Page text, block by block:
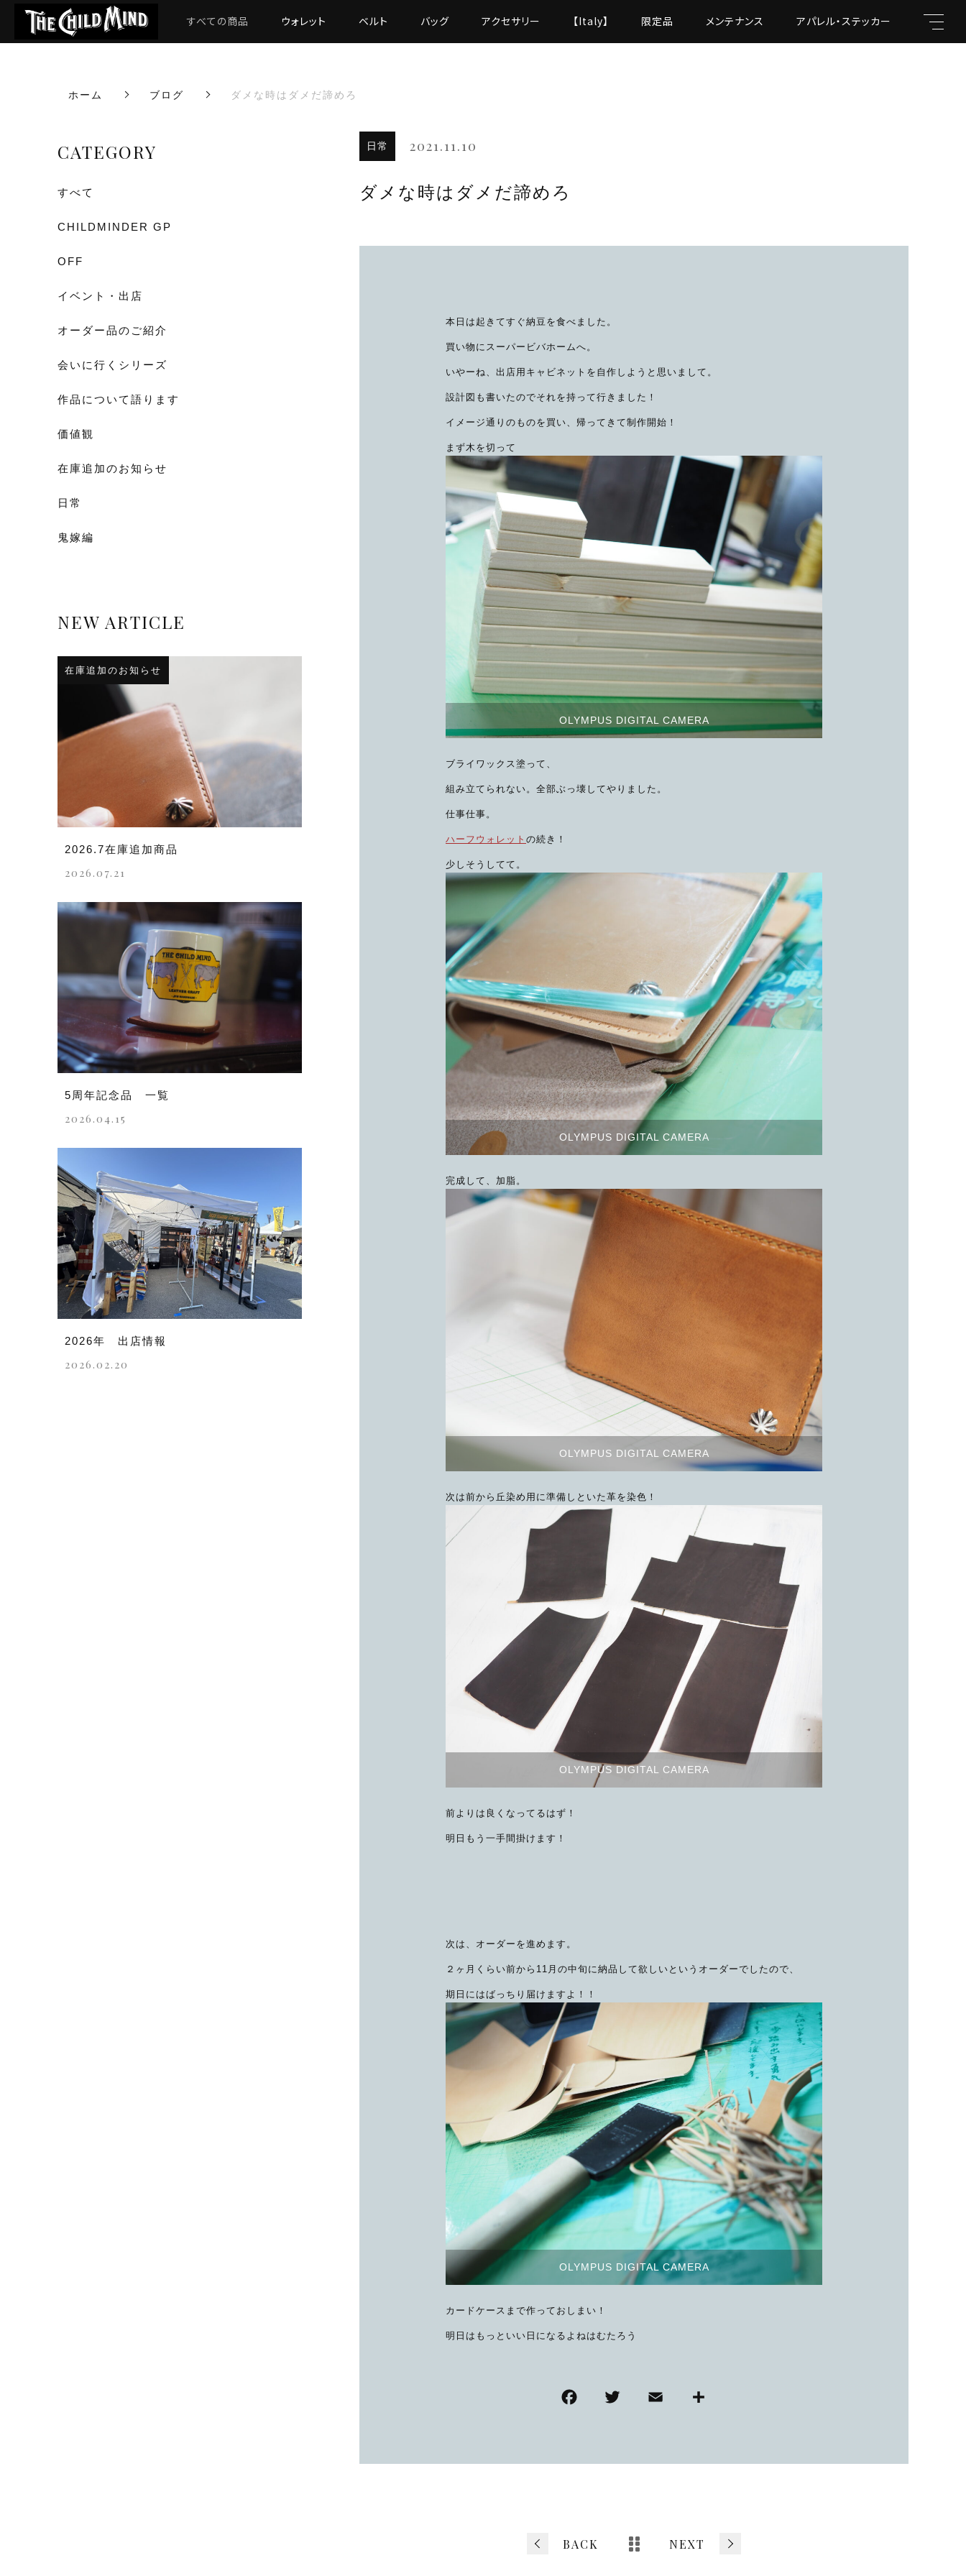
すべての商品 ウォレット ベルト バッグ アクセサリー 【Italy】 限定品 メンテナンス アパレル・ステッカー
ホーム ブログ ダメな時はダメだ諦めろ
日常 2021.11.10
ダメな時はダメだ諦めろ
本日は起きてすぐ納豆を食べました。
買い物にスーパービバホームへ。
いやーね、出店用キャビネットを自作しようと思いまして。
設計図も書いたのでそれを持って行きました！
イメージ通りのものを買い、帰ってきて制作開始！
まず木を切って
OLYMPUS DIGITAL CAMERA
ブライワックス塗って、
組み立てられない。全部ぶっ壊してやりました。
仕事仕事。
ハーフウォレット の続き！
少しそうしてて。
OLYMPUS DIGITAL CAMERA
完成して、加脂。
OLYMPUS DIGITAL CAMERA
次は前から丘染め用に準備しといた革を染色！
OLYMPUS DIGITAL CAMERA
前よりは良くなってるはず！
明日もう一手間掛けます！
次は、オーダーを進めます。
２ヶ月くらい前から11月の中旬に納品して欲しいというオーダーでしたので、
期日にはばっちり届けますよ！！
OLYMPUS DIGITAL CAMERA
カードケースまで作っておしまい！
明日はもっといい日になるよねはむたろう
e
o
er
l
BACK NEXT
CATEGORY
すべて
CHILDMINDER GP
OFF
イベント・出店
オーダー品のご紹介
会いに行くシリーズ
作品について語ります
価値観
在庫追加のお知らせ
日常
鬼嫁編
NEW ARTICLE
在庫追加のお知らせ
2026.7在庫追加商品
2026.07.21
5周年記念品 一覧
2026.04.15
2026年 出店情報
2026.02.20
並び順
その他
セール